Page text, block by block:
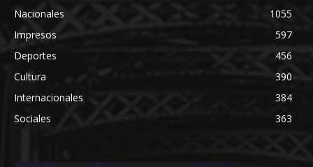
Nacionales
1055
Impresos
597
Deportes
456
Cultura
390
Internacionales
384
Sociales
363